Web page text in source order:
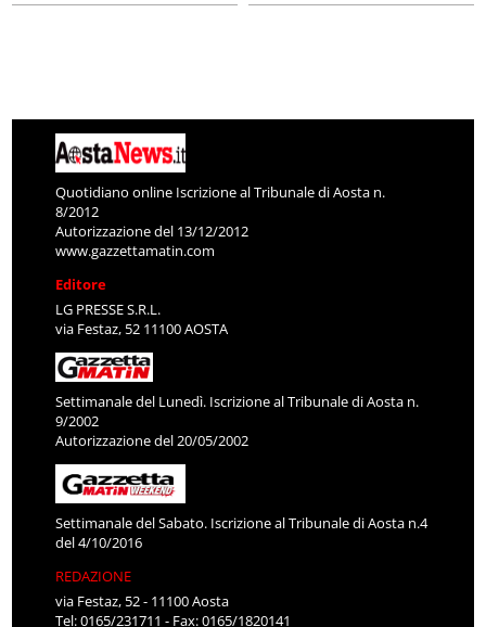
Quotidiano online Iscrizione al Tribunale di Aosta n.
8/2012
Autorizzazione del 13/12/2012
www.gazzettamatin.com
Editore
LG PRESSE S.R.L.
via Festaz, 52 11100 AOSTA
Settimanale del Lunedì. Iscrizione al Tribunale di Aosta n.
9/2002
Autorizzazione del 20/05/2002
Settimanale del Sabato. Iscrizione al Tribunale di Aosta n.4
del 4/10/2016
REDAZIONE
via Festaz, 52 - 11100 Aosta
Tel: 0165/231711 - Fax: 0165/1820141